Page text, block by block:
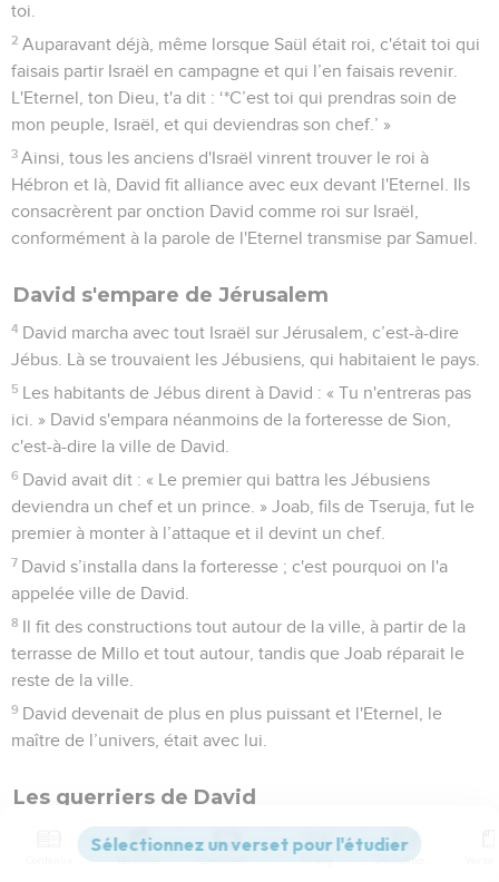
toi.
2 Auparavant déjà, même lorsque Saül était roi, c'était toi qui
faisais partir Israël en campagne et qui l’en faisais revenir.
L'Eternel, ton Dieu, t'a dit : ‘*C’est toi qui prendras soin de
mon peuple, Israël, et qui deviendras son chef.’ »
3 Ainsi, tous les anciens d'Israël vinrent trouver le roi à
Hébron et là, David fit alliance avec eux devant l'Eternel. Ils
consacrèrent par onction David comme roi sur Israël,
conformément à la parole de l'Eternel transmise par Samuel.
David s'empare de Jérusalem
4 David marcha avec tout Israël sur Jérusalem, c’est-à-dire
Jébus. Là se trouvaient les Jébusiens, qui habitaient le pays.
5 Les habitants de Jébus dirent à David : « Tu n'entreras pas
ici. » David s'empara néanmoins de la forteresse de Sion,
c'est-à-dire la ville de David.
6 David avait dit : « Le premier qui battra les Jébusiens
deviendra un chef et un prince. » Joab, fils de Tseruja, fut le
premier à monter à l’attaque et il devint un chef.
7 David s’installa dans la forteresse ; c'est pourquoi on l'a
appelée ville de David.
8 Il fit des constructions tout autour de la ville, à partir de la
terrasse de Millo et tout autour, tandis que Joab réparait le
reste de la ville.
9 David devenait de plus en plus puissant et l'Eternel, le
maître de l’univers, était avec lui.
Les guerriers de David
Voici les chefs des vaillants hommes qui étaient au service
de David et qui, avec tout Israël, le soutinrent dans son
Versions Commentaires Strong